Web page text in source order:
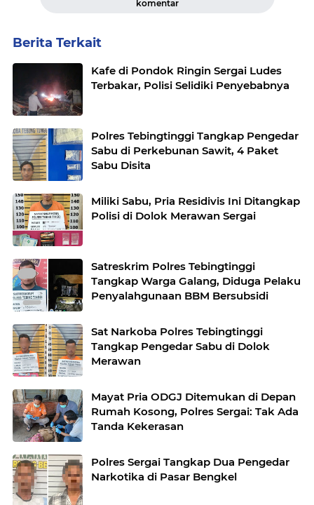
komentar
Berita Terkait
Kafe di Pondok Ringin Sergai Ludes
Terbakar, Polisi Selidiki Penyebabnya
Polres Tebingtinggi Tangkap Pengedar
Sabu di Perkebunan Sawit, 4 Paket
Sabu Disita
Miliki Sabu, Pria Residivis Ini Ditangkap
Polisi di Dolok Merawan Sergai
Satreskrim Polres Tebingtinggi
Tangkap Warga Galang, Diduga Pelaku
Penyalahgunaan BBM Bersubsidi
Sat Narkoba Polres Tebingtinggi
Tangkap Pengedar Sabu di Dolok
Merawan
Mayat Pria ODGJ Ditemukan di Depan
Rumah Kosong, Polres Sergai: Tak Ada
Tanda Kekerasan
Polres Sergai Tangkap Dua Pengedar
Narkotika di Pasar Bengkel